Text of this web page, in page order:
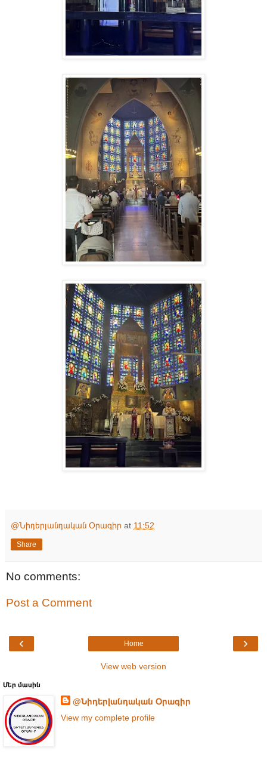
@Նիդերլանդական Օրագիր at 11:52
Share
No comments:
Post a Comment
‹ ›
Home
View web version
Մեր մասին
@Նիդերլանդական Օրագիր
View my complete profile